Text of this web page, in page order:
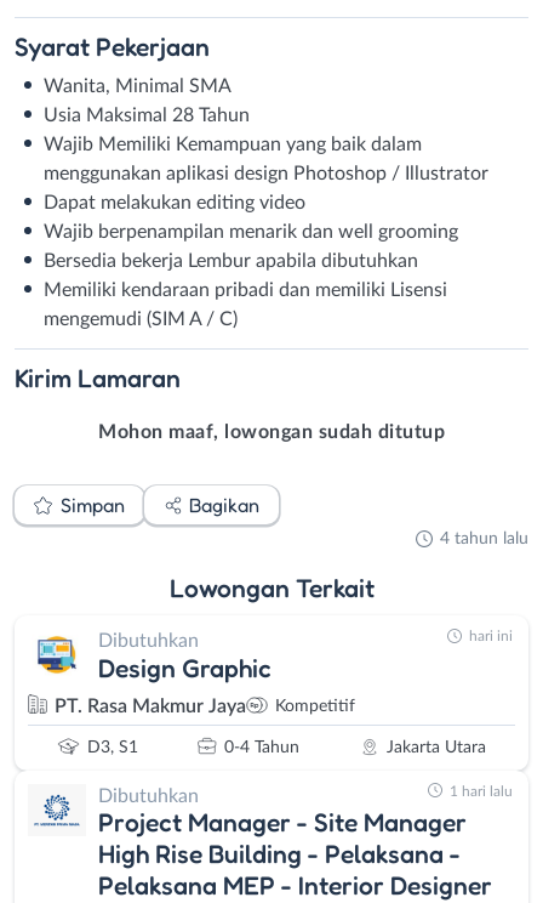
Syarat Pekerjaan
Wanita, Minimal SMA
Usia Maksimal 28 Tahun
Wajib Memiliki Kemampuan yang baik dalam
menggunakan aplikasi design Photoshop / Illustrator
Dapat melakukan editing video
Wajib berpenampilan menarik dan well grooming
Bersedia bekerja Lembur apabila dibutuhkan
Memiliki kendaraan pribadi dan memiliki Lisensi
mengemudi (SIM A / C)
Kirim Lamaran
Mohon maaf, lowongan sudah ditutup
Simpan Bagikan
4 tahun lalu
Lowongan Terkait
Dibutuhkan
Design Graphic
PT. Rasa Makmur Jaya Kompetitif
D3, S1 0-4 Tahun Jakarta Utara
hari ini
Dibutuhkan
Project Manager - Site Manager
High Rise Building - Pelaksana -
Pelaksana MEP - Interior Designer
1 hari lalu